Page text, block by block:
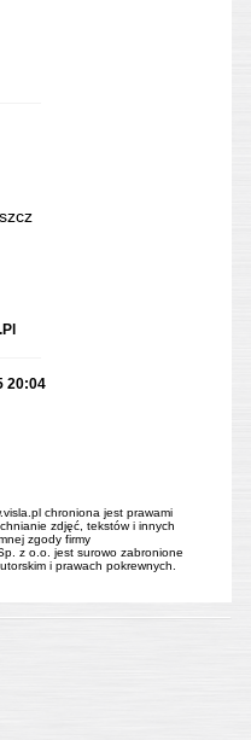
20:04
chroniona jest prawami
zdjęć, tekstów i innych
zgody firmy
z o.o. jest surowo zabronione
i prawach pokrewnych.